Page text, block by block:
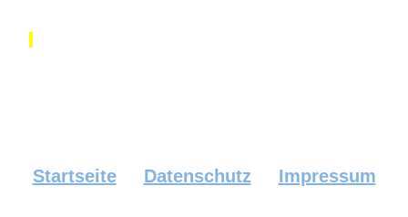
Startseite Datenschutz Impressum